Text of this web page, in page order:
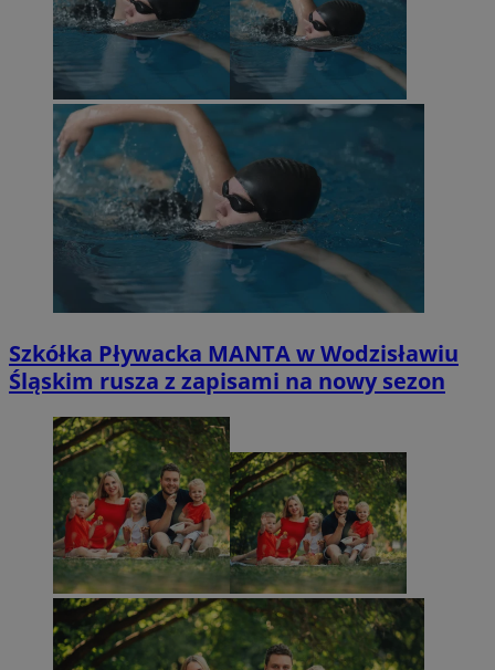
Szkółka Pływacka MANTA w Wodzisławiu
Śląskim rusza z zapisami na nowy sezon